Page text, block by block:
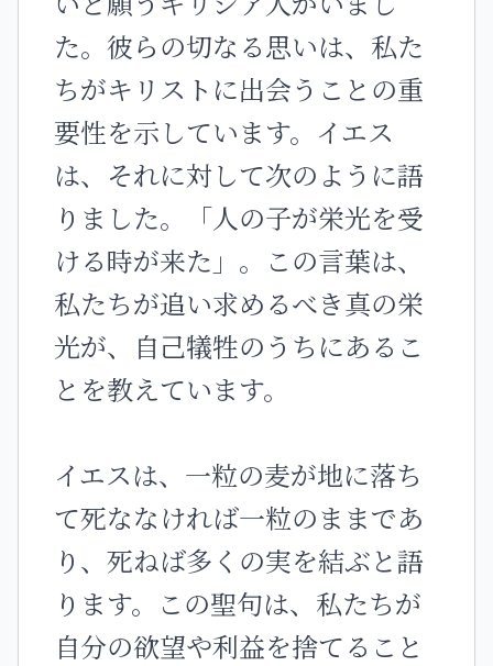
た。彼らの切なる思いは、私た
ちがキリストに出会うことの重
要性を示しています。イエス
は、それに対して次のように語
りました。「人の子が栄光を受
ける時が来た」。この言葉は、
私たちが追い求めるべき真の栄
光が、自己犠牲のうちにあるこ
とを教えています。
イエスは、一粒の麦が地に落ち
て死ななければ一粒のままであ
り、死ねば多くの実を結ぶと語
ります。この聖句は、私たちが
自分の欲望や利益を捨てること